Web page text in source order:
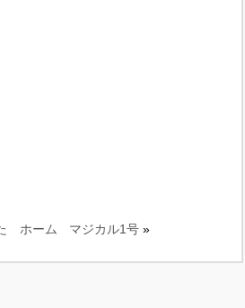
ホーム マジカル1号 »